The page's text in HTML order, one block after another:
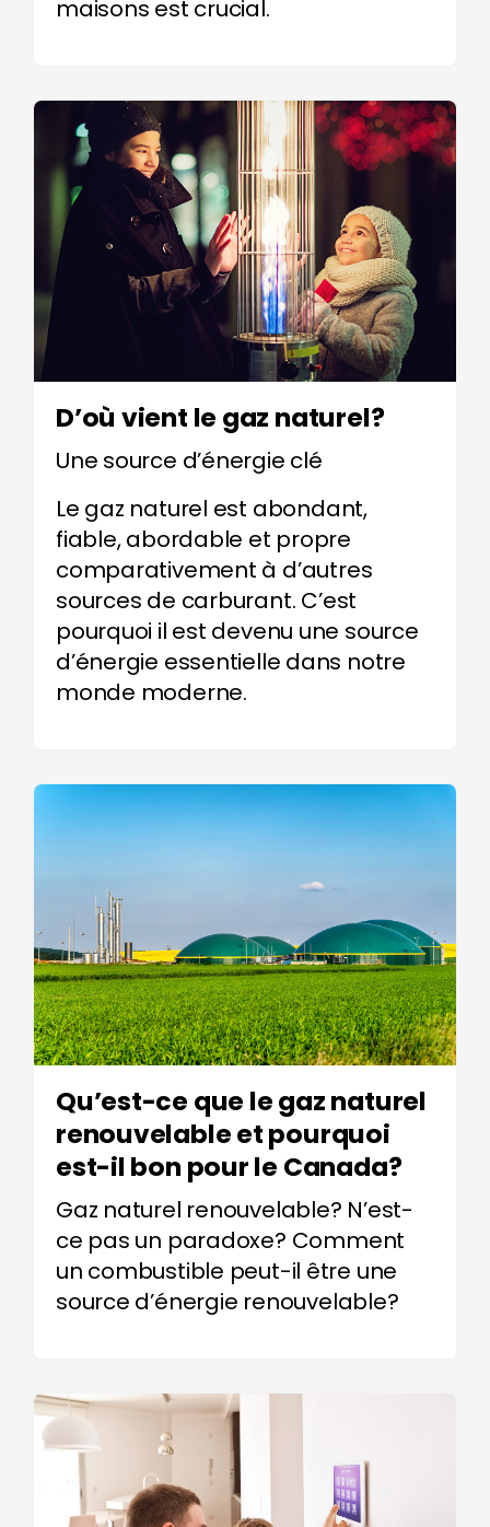
maisons est crucial.
D’où vient le gaz naturel?
Une source d’énergie clé
Le gaz naturel est abondant,
fiable, abordable et propre
comparativement à d’autres
sources de carburant. C’est
pourquoi il est devenu une source
d’énergie essentielle dans notre
monde moderne.
Qu’est-ce que le gaz naturel
renouvelable et pourquoi
est-il bon pour le Canada?
Gaz naturel renouvelable? N’est-
ce pas un paradoxe? Comment
un combustible peut-il être une
source d’énergie renouvelable?